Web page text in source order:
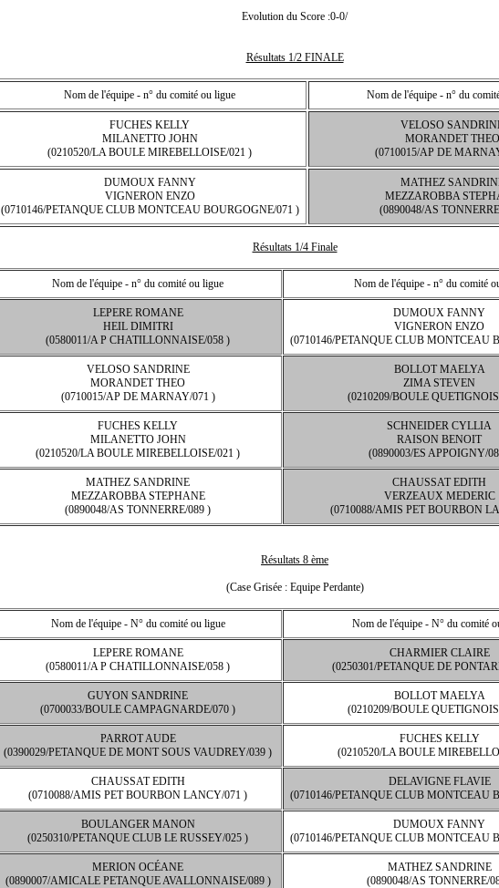
Evolution du Score :0-0/
Résultats 1/2 FINALE
Nom de l'équipe - n° du comité ou ligue Nom de l'équipe - n° du
FUCHES KELLY
MILANETTO JOHN
(0210520/LA BOULE MIREBELLOISE/021 )
VELOSO
MORANDET THEO
(0710015/AP DE
DUMOUX FANNY
VIGNERON ENZO
(0710146/PETANQUE CLUB MONTCEAU BOURGOGNE/071 )
MATHEZ
MEZZAROBBA
(0890048/AS
Résultats 1/4 Finale
Nom de l'équipe - n° du comité ou ligue Nom de l'équipe - n° du comité
LEPERE ROMANE
HEIL DIMITRI
(0580011/A P CHATILLONNAISE/058 )
DUMOUX FANNY
VIGNERON ENZO
(0710146/PETANQUE CLUB MONTCEAU
VELOSO SANDRINE
MORANDET THEO
(0710015/AP DE MARNAY/071 )
BOLLOT MAELYA
ZIMA STEVEN
(0210209/BOULE
FUCHES KELLY
MILANETTO JOHN
(0210520/LA BOULE MIREBELLOISE/021 )
SCHNEIDER CYLLIA
RAISON BENOIT
(0890003/ES APPOIGNY/
MATHEZ SANDRINE
MEZZAROBBA STEPHANE
(0890048/AS TONNERRE/089 )
CHAUSSAT EDITH
VERZEAUX MEDERIC
(0710088/AMIS PET BOURBON
Résultats 8 ème
(Case Grisée : Equipe Perdante)
Nom de l'équipe - N° du comité ou ligue Nom de l'équipe - N° du comité
LEPERE ROMANE
(0580011/A P CHATILLONNAISE/058 )
CHARMIER CLAIRE
(0250301/PETANQUE DE
GUYON SANDRINE
(0700033/BOULE CAMPAGNARDE/070 )
BOLLOT MAELYA
(0210209/BOULE
PARROT AUDE
(0390029/PETANQUE DE MONT SOUS VAUDREY/039 )
FUCHES KELLY
(0210520/LA BOULE
CHAUSSAT EDITH
(0710088/AMIS PET BOURBON LANCY/071 )
DELAVIGNE FLAVIE
(0710146/PETANQUE CLUB MONTCEAU
BOULANGER MANON
(0250310/PETANQUE CLUB LE RUSSEY/025 )
DUMOUX FANNY
(0710146/PETANQUE CLUB MONTCEAU
MERION OCÉANE
(0890007/AMICALE PETANQUE AVALLONNAISE/089 )
MATHEZ SANDRINE
(0890048/AS TONNERRE/